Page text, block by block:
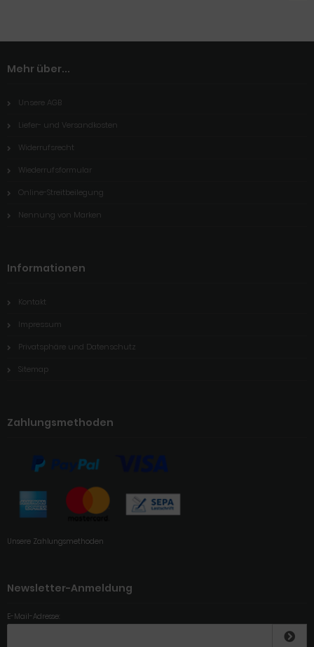
Mehr über...
Unsere AGB
Liefer- und Versandkosten
Widerrufsrecht
Wiederrufsformular
Online-Streitbeilegung
Nennung von Marken
Informationen
Kontakt
Impressum
Privatsphäre und Datenschutz
Sitemap
Zahlungsmethoden
Unsere Zahlungsmethoden
Newsletter-Anmeldung
E-Mail-Adresse: